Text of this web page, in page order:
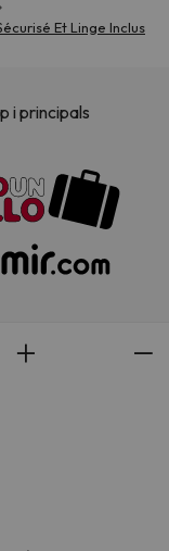
Et Linge Inclus
i principals